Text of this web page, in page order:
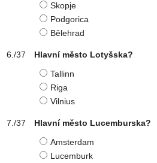
Skopje
Podgorica
Bělehrad
Hlavní město Lotyšska?
Tallinn
Riga
Vilnius
Hlavní město Lucemburska?
Amsterdam
Lucemburk